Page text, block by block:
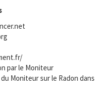
par le Moniteur
Moniteur sur le Radon dans